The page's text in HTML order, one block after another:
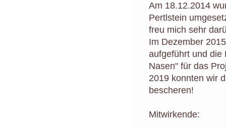
Am 18.12.2014
Pertlstein
freu mich sehr
Im Dezember
aufgeführt und die
Nasen" für das
2019 konnten wir
bescheren!
Mitwirkende: